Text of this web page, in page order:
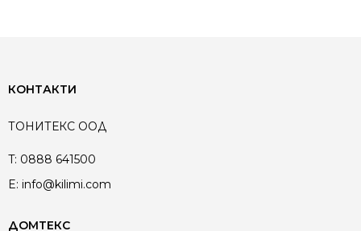
КОНТАКТИ
ТОНИТЕКС ООД
T: 0888 641500
E: info@kilimi.com
ДОМТЕКС